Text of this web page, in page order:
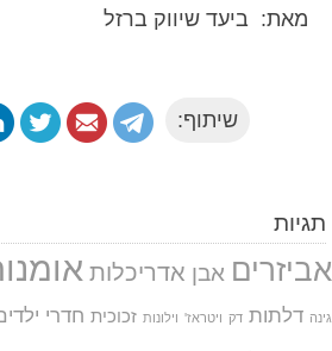
מאת: ביעד שיווק ברזל
שיתוף:
תגיות
אביזרים אבן אדריכלות
גינה דלתות דק ויטראז' וילונות זכוכית חדרי